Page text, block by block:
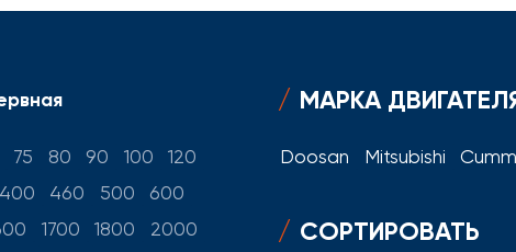
75 80 90 100
120
460 500
600
1700 1800 2000
МАРКА
Doosan Mitsubishi
СОРТИРОВАТЬ